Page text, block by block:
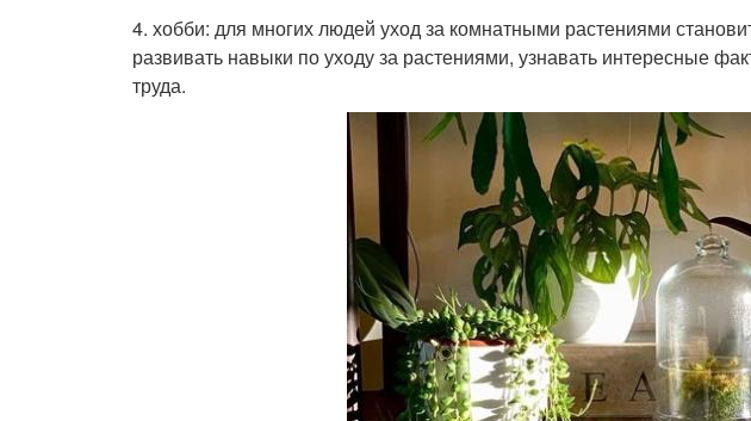
4. хобби: для многих людей уход за комнатными растениями
развивать навыки по уходу за растениями, узнавать интересные
труда.